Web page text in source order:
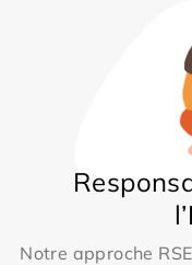
Notre approche